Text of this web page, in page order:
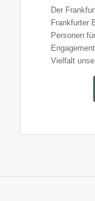
Der
Frankfurter
Personen
Vielfalt